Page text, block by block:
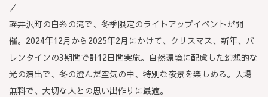
／
軽井沢町の白糸の滝で、冬季限定のライトアップイベントが開
催。2024年12月から2025年2月にかけて、クリスマス、新年、バ
レンタインの3期間で計12日間実施。自然環境に配慮した幻想的な
光の演出で、冬の澄んだ空気の中、特別な夜景を楽しめる。入場
無料で、大切な人との思い出作りに最適。